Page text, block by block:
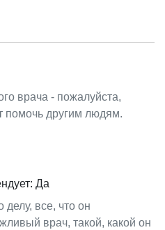
врача - пожалуйста,
помочь другим людям.
Да
все, что он
врач, такой, какой он